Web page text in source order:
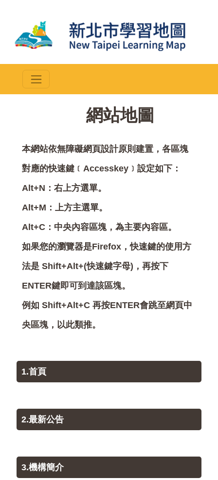
網站地圖
本網站依無障礙網頁設計原則建置，各區塊
對應的快速鍵﹝Accesskey﹞設定如下：
Alt+N：右上方選單。
Alt+M：上方主選單。
Alt+C：中央內容區塊，為主要內容區。
如果您的瀏覽器是Firefox，快速鍵的使用方
法是 Shift+Alt+(快速鍵字母)，再按下
ENTER鍵即可到達該區塊。
例如 Shift+Alt+C 再按ENTER會跳至網頁中
央區塊，以此類推。
1.首頁
2.最新公告
3.機構簡介